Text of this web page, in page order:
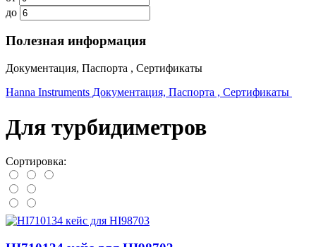
до
Полезная информация
Документация, Паспорта , Сертификаты
Hanna Instruments Документация, Паспорта , Сертификаты
Для турбидиметров
Сортировка: